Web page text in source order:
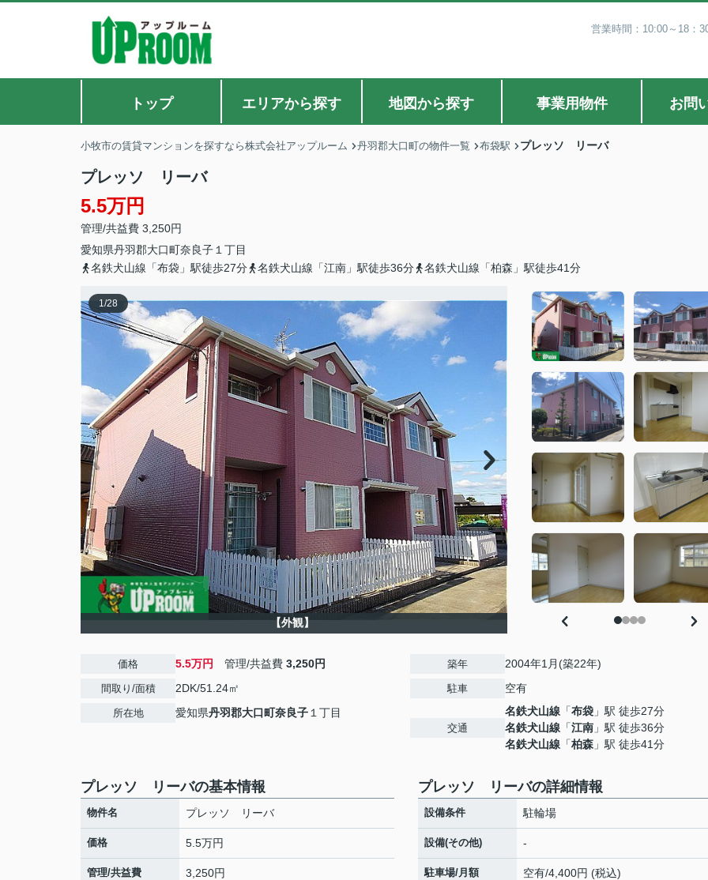
営業時間：10:00～18：
トップ エリアから探す 地図から探す 事業用物件 お問
小牧市の賃貸マンションを探すなら株式会社アップルーム 丹羽郡大口町の物件一覧 布袋駅 プレッソ リーバ
プレッソ リーバ
5.5万円
管理/共益費 3,250円
愛知県丹羽郡大口町奈良子 １丁目
名鉄犬山線「布袋」駅徒歩27分
名鉄犬山線「江南」駅徒歩36分 名鉄犬山線「柏森」駅徒歩41分
1/28
【外観】
価格 5.5万円 管理/共益費 3,250円
間取り/面積 2DK/51.24㎡
所在地 愛知県丹羽郡大口町奈良子 １丁目
築年 2004年1月(築22年)
駐車 空有
交通
名鉄犬山線 「布袋 」駅 徒歩27分
名鉄犬山線 「江南 」駅 徒歩36分
名鉄犬山線 「柏森 」駅 徒歩41分
プレッソ リーバの基本情報
物件名 プレッソ リーバ
価格 5.5万円
管理/共益費 3,250円
プレッソ リーバの詳細情報
設備条件 駐輪場
設備(その他) -
駐車場/月額 空有/4,400円 (税込)